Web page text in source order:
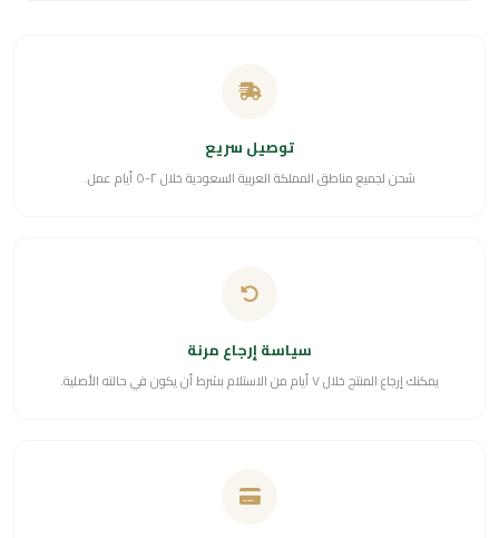
توصيل سريع
شحن لجميع مناطق المملكة العربية السعودية خلال ٢-٥ أيام عمل.
سياسة إرجاع مرنة
يمكنك إرجاع المنتج خلال ٧ أيام من الاستلام بشرط أن يكون في حالته الأصلية.